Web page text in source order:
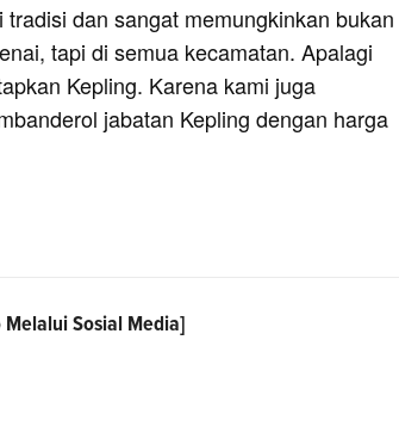
dan sangat memungkinkan bukan
tapi di semua kecamatan. Apalagi
Kepling. Karena kami juga
jabatan Kepling dengan harga
Melalui Sosial Media]